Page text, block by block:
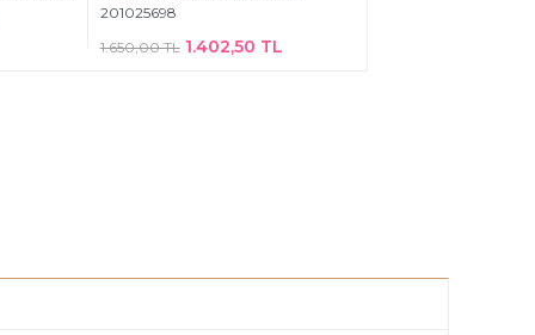
201025698
1.650,00 TL 1.402,50 TL